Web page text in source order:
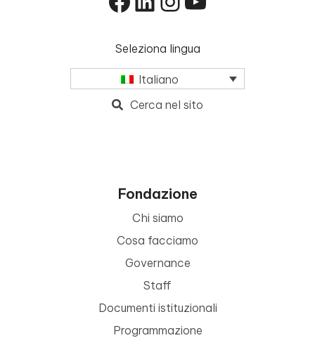
Seleziona lingua
Italiano
Cerca nel sito
Fondazione
Chi siamo
Cosa facciamo
Governance
Staff
Documenti istituzionali
Programmazione